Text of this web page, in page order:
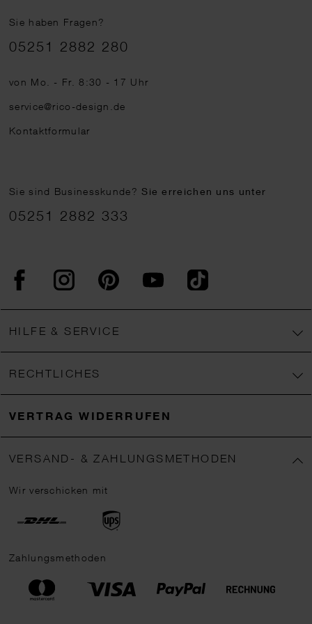
Sie haben Fragen?
Telefonnummer
05251 2882 280
von Mo. - Fr. 8:30 - 17 Uhr
service@rico-design.de
Kontaktformular
Sie sind Businesskunde?Sie erreichen uns unter
05251 2882 333
FacebookInstagram PinterestYouTubeTikTok
HILFE & SERVICE
RECHTLICHES
VERTRAG WIDERRUFEN
VERSAND- & ZAHLUNGSMETHODEN
Wir verschicken mit
Zahlungsmethoden